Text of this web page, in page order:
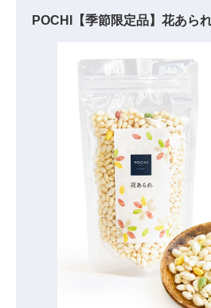
POCHI【季節限定品】花あら